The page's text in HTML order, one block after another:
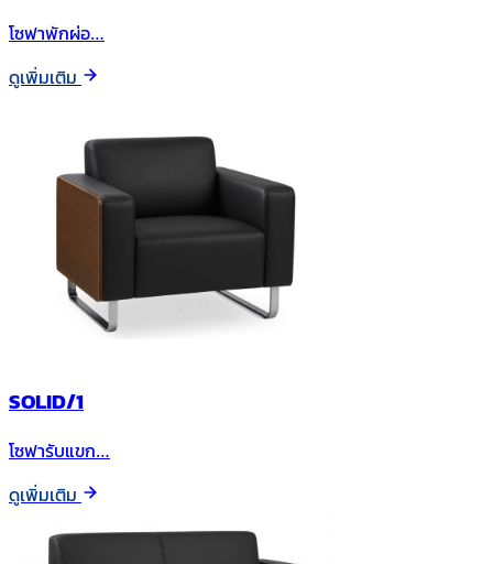
โซฟาพักผ่อ…
ดูเพิ่มเติม
SOLID/1
โซฟารับแขก…
ดูเพิ่มเติม